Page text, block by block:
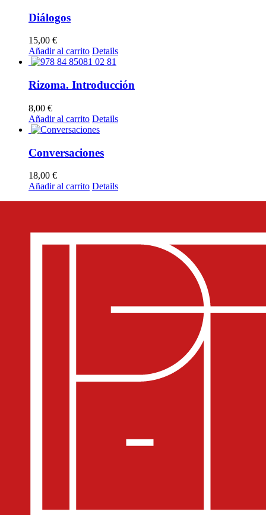
Diálogos
15,00 €
Añadir al carrito Details
Rizoma. Introducción
8,00 €
Añadir al carrito Details
Conversaciones
18,00 €
Añadir al carrito Details